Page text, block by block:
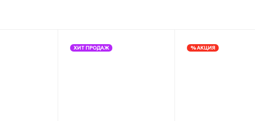
ХИТ ПРОДАЖ % АКЦИЯ